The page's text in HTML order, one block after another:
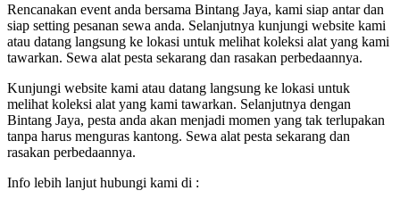
Rencanakan event anda bersama Bintang Jaya, kami siap antar dan
siap setting pesanan sewa anda. Selanjutnya kunjungi website kami
atau datang langsung ke lokasi untuk melihat koleksi alat yang kami
tawarkan. Sewa alat pesta sekarang dan rasakan perbedaannya.
Kunjungi website kami atau datang langsung ke lokasi untuk
melihat koleksi alat yang kami tawarkan. Selanjutnya dengan
Bintang Jaya, pesta anda akan menjadi momen yang tak terlupakan
tanpa harus menguras kantong. Sewa alat pesta sekarang dan
rasakan perbedaannya.
Info lebih lanjut hubungi kami di :